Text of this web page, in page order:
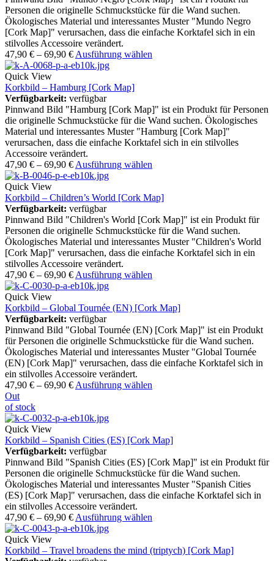
Personen die originelle Schmuckstücke für die Wand suchen.
Ökologisches Material und interessantes Muster "Mundo Negro
[Cork Map]" verursachen, dass die einfache Korktafel sich in ein
stilvolles Accessoire verändert.
47,90 € – 69,90 € Ausführung wählen
Quick View
Korkbild – Hamburg [Cork Map]
Verfügbarkeit: verfügbar
Pinnwand Bild "Hamburg [Cork Map]" ist ein Produkt für Personen
die originelle Schmuckstücke für die Wand suchen. Ökologisches
Material und interessantes Muster "Hamburg [Cork Map]"
verursachen, dass die einfache Korktafel sich in ein stilvolles
Accessoire verändert.
47,90 € – 69,90 € Ausführung wählen
Quick View
Korkbild – Children’s World [Cork Map]
Verfügbarkeit: verfügbar
Pinnwand Bild "Children's World [Cork Map]" ist ein Produkt für
Personen die originelle Schmuckstücke für die Wand suchen.
Ökologisches Material und interessantes Muster "Children's World
[Cork Map]" verursachen, dass die einfache Korktafel sich in ein
stilvolles Accessoire verändert.
47,90 € – 69,90 € Ausführung wählen
Quick View
Korkbild – Global Tournée (EN) [Cork Map]
Verfügbarkeit: verfügbar
Pinnwand Bild "Global Tournée (EN) [Cork Map]" ist ein Produkt
für Personen die originelle Schmuckstücke für die Wand suchen.
Ökologisches Material und interessantes Muster "Global Tournée
(EN) [Cork Map]" verursachen, dass die einfache Korktafel sich in
ein stilvolles Accessoire verändert.
47,90 € – 69,90 € Ausführung wählen
Out
of stock
Quick View
Korkbild – Spanish Cities (ES) [Cork Map]
Verfügbarkeit: verfügbar
Pinnwand Bild "Spanish Cities (ES) [Cork Map]" ist ein Produkt für
Personen die originelle Schmuckstücke für die Wand suchen.
Ökologisches Material und interessantes Muster "Spanish Cities
(ES) [Cork Map]" verursachen, dass die einfache Korktafel sich in
ein stilvolles Accessoire verändert.
47,90 € – 69,90 € Ausführung wählen
Quick View
Korkbild – Travel broadens the mind (triptych) [Cork Map]